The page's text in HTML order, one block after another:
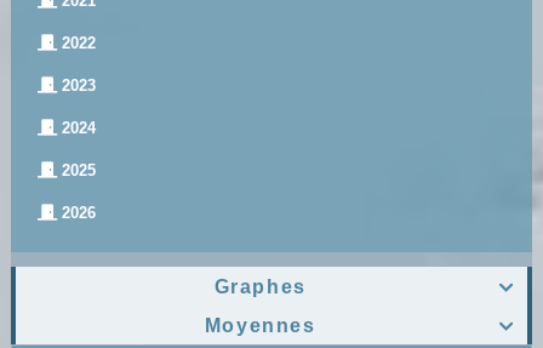
2022
2023
2024
2025
2026

Graphes

Moyennes